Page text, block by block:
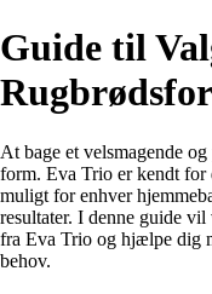
Guide til
At bage et velsmagende
form. Eva Trio er kendt for
muligt for enhver
resultater. I denne guide
fra Eva Trio og hjælpe dig
behov.